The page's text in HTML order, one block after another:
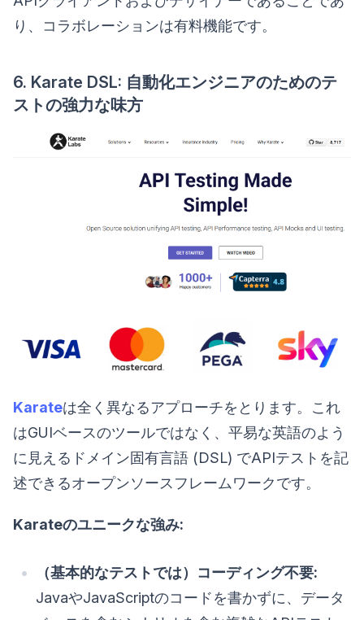
り、コラボレーションは有料機能です。
6. Karate DSL: 自動化エンジニアのためのテ
ストの強力な味方
Karateは全く異なるアプローチをとります。これ
はGUIベースのツールではなく、平易な英語のよう
に見えるドメイン固有言語 (DSL) でAPIテストを記
述できるオープンソースフレームワークです。
Karateのユニークな強み:
（基本的なテストでは）コーディング不要:
JavaやJavaScriptのコードを書かずに、データ